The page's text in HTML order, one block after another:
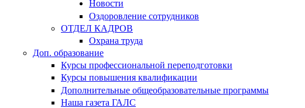
Новости
Оздоровление сотрудников
ОТДЕЛ КАДРОВ
Охрана труда
Доп. образование
Курсы профессиональной переподготовки
Курсы повышения квалификации
Дополнительные общеобразовательные программы
Наша газета ГАЛС